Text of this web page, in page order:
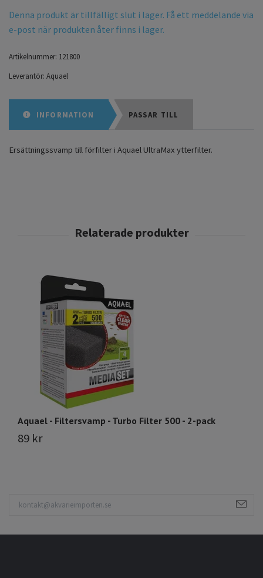
Denna produkt är tillfälligt slut i lager. Få ett meddelande via
e-post när produkten åter finns i lager.
Artikelnummer: 121800
Leverantör: Aquael
INFORMATION PASSAR TILL
Ersättningssvamp till förfilter i Aquael UltraMax ytterfilter.
Aquael - Filtersvamp - Turbo Filter 500 - 2-pack
89 kr